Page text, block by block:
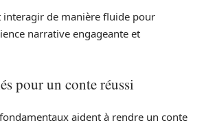
interagir de manière fluide pour
narrative engageante et
pour un conte réussi
aident à rendre un conte